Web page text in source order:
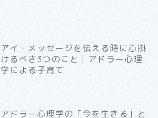
アイ・メッセージを伝える時に心掛
けるべき3つのこと│アドラー心理
学による子育て
アドラー心理学の「今を生きる」と